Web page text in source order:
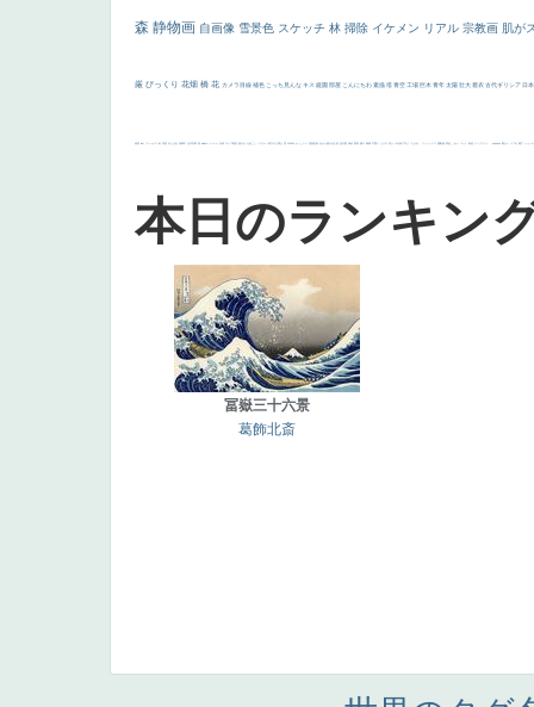
森 静物画 自画像 雪景色 スケッチ 林 掃除 イケメン リアル 宗教画 肌が
厳 びっくり 花畑 橋 花 カメラ目線 補色 こっち見んな キス 庭園 部屋 こんにちわ 素描 塔 青空 工場 巨木 青年 太陽 壮大 着衣 古代ギリシア 日
画質 last ヴィーナス 剣 白人少女 食事中 山本芳翠 麦 alciato ハーレム 女神 ローマ教皇 奥行き 火起こし シスター 東方の三博士 114514 かっこいい 受胎告知 天から覗き込む顔 設計図 挿絵 群衆 親子 裸婦 可愛い ピサロ ＃名画で学ぶ「たるみ」 ニーソックス 躍動感 黄色 こわい コート 畦道 レンブラント・ sekkusu 暖かい バブみ 靴下 ショッ
本日のランキン
冨嶽三十六景
葛飾北斎